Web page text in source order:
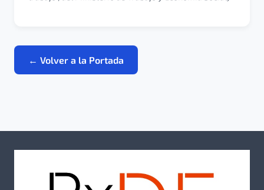
← Volver a la Portada